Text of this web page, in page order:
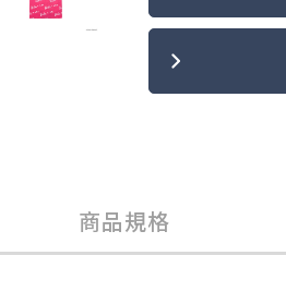
商品規格